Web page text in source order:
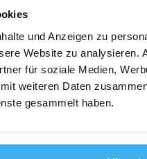
und Anzeigen zu
Website zu
für soziale Medien,
weiteren Daten
gesammelt haben.
Datenschutz Impressum